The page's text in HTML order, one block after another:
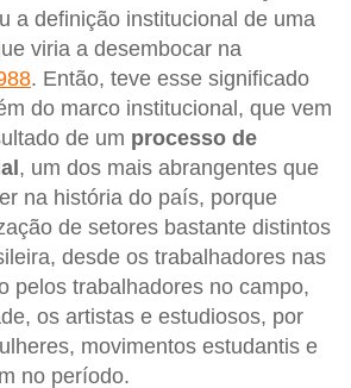
a definição institucional de uma
viria a desembocar na
. Então, teve esse significado
do marco institucional, que vem
de um processo de
, um dos mais abrangentes que
na história do país, porque
de setores bastante distintos
desde os trabalhadores nas
pelos trabalhadores no campo,
os artistas e estudiosos, por
movimentos estudantis e
no período.